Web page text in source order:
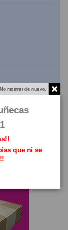
No mostrar de nuevo.
que ni se